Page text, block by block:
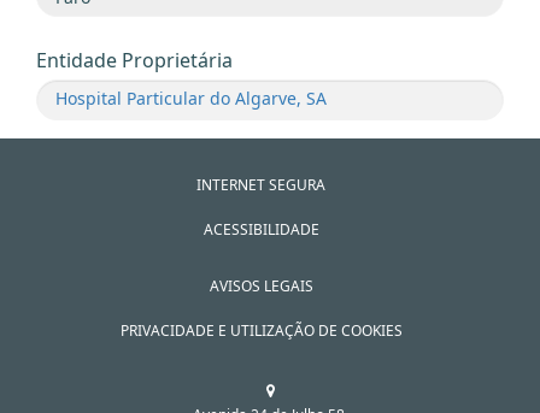
Entidade Proprietária
Hospital Particular do Algarve, SA
INTERNET SEGURA
ACESSIBILIDADE
AVISOS LEGAIS
PRIVACIDADE E UTILIZAÇÃO DE COOKIES